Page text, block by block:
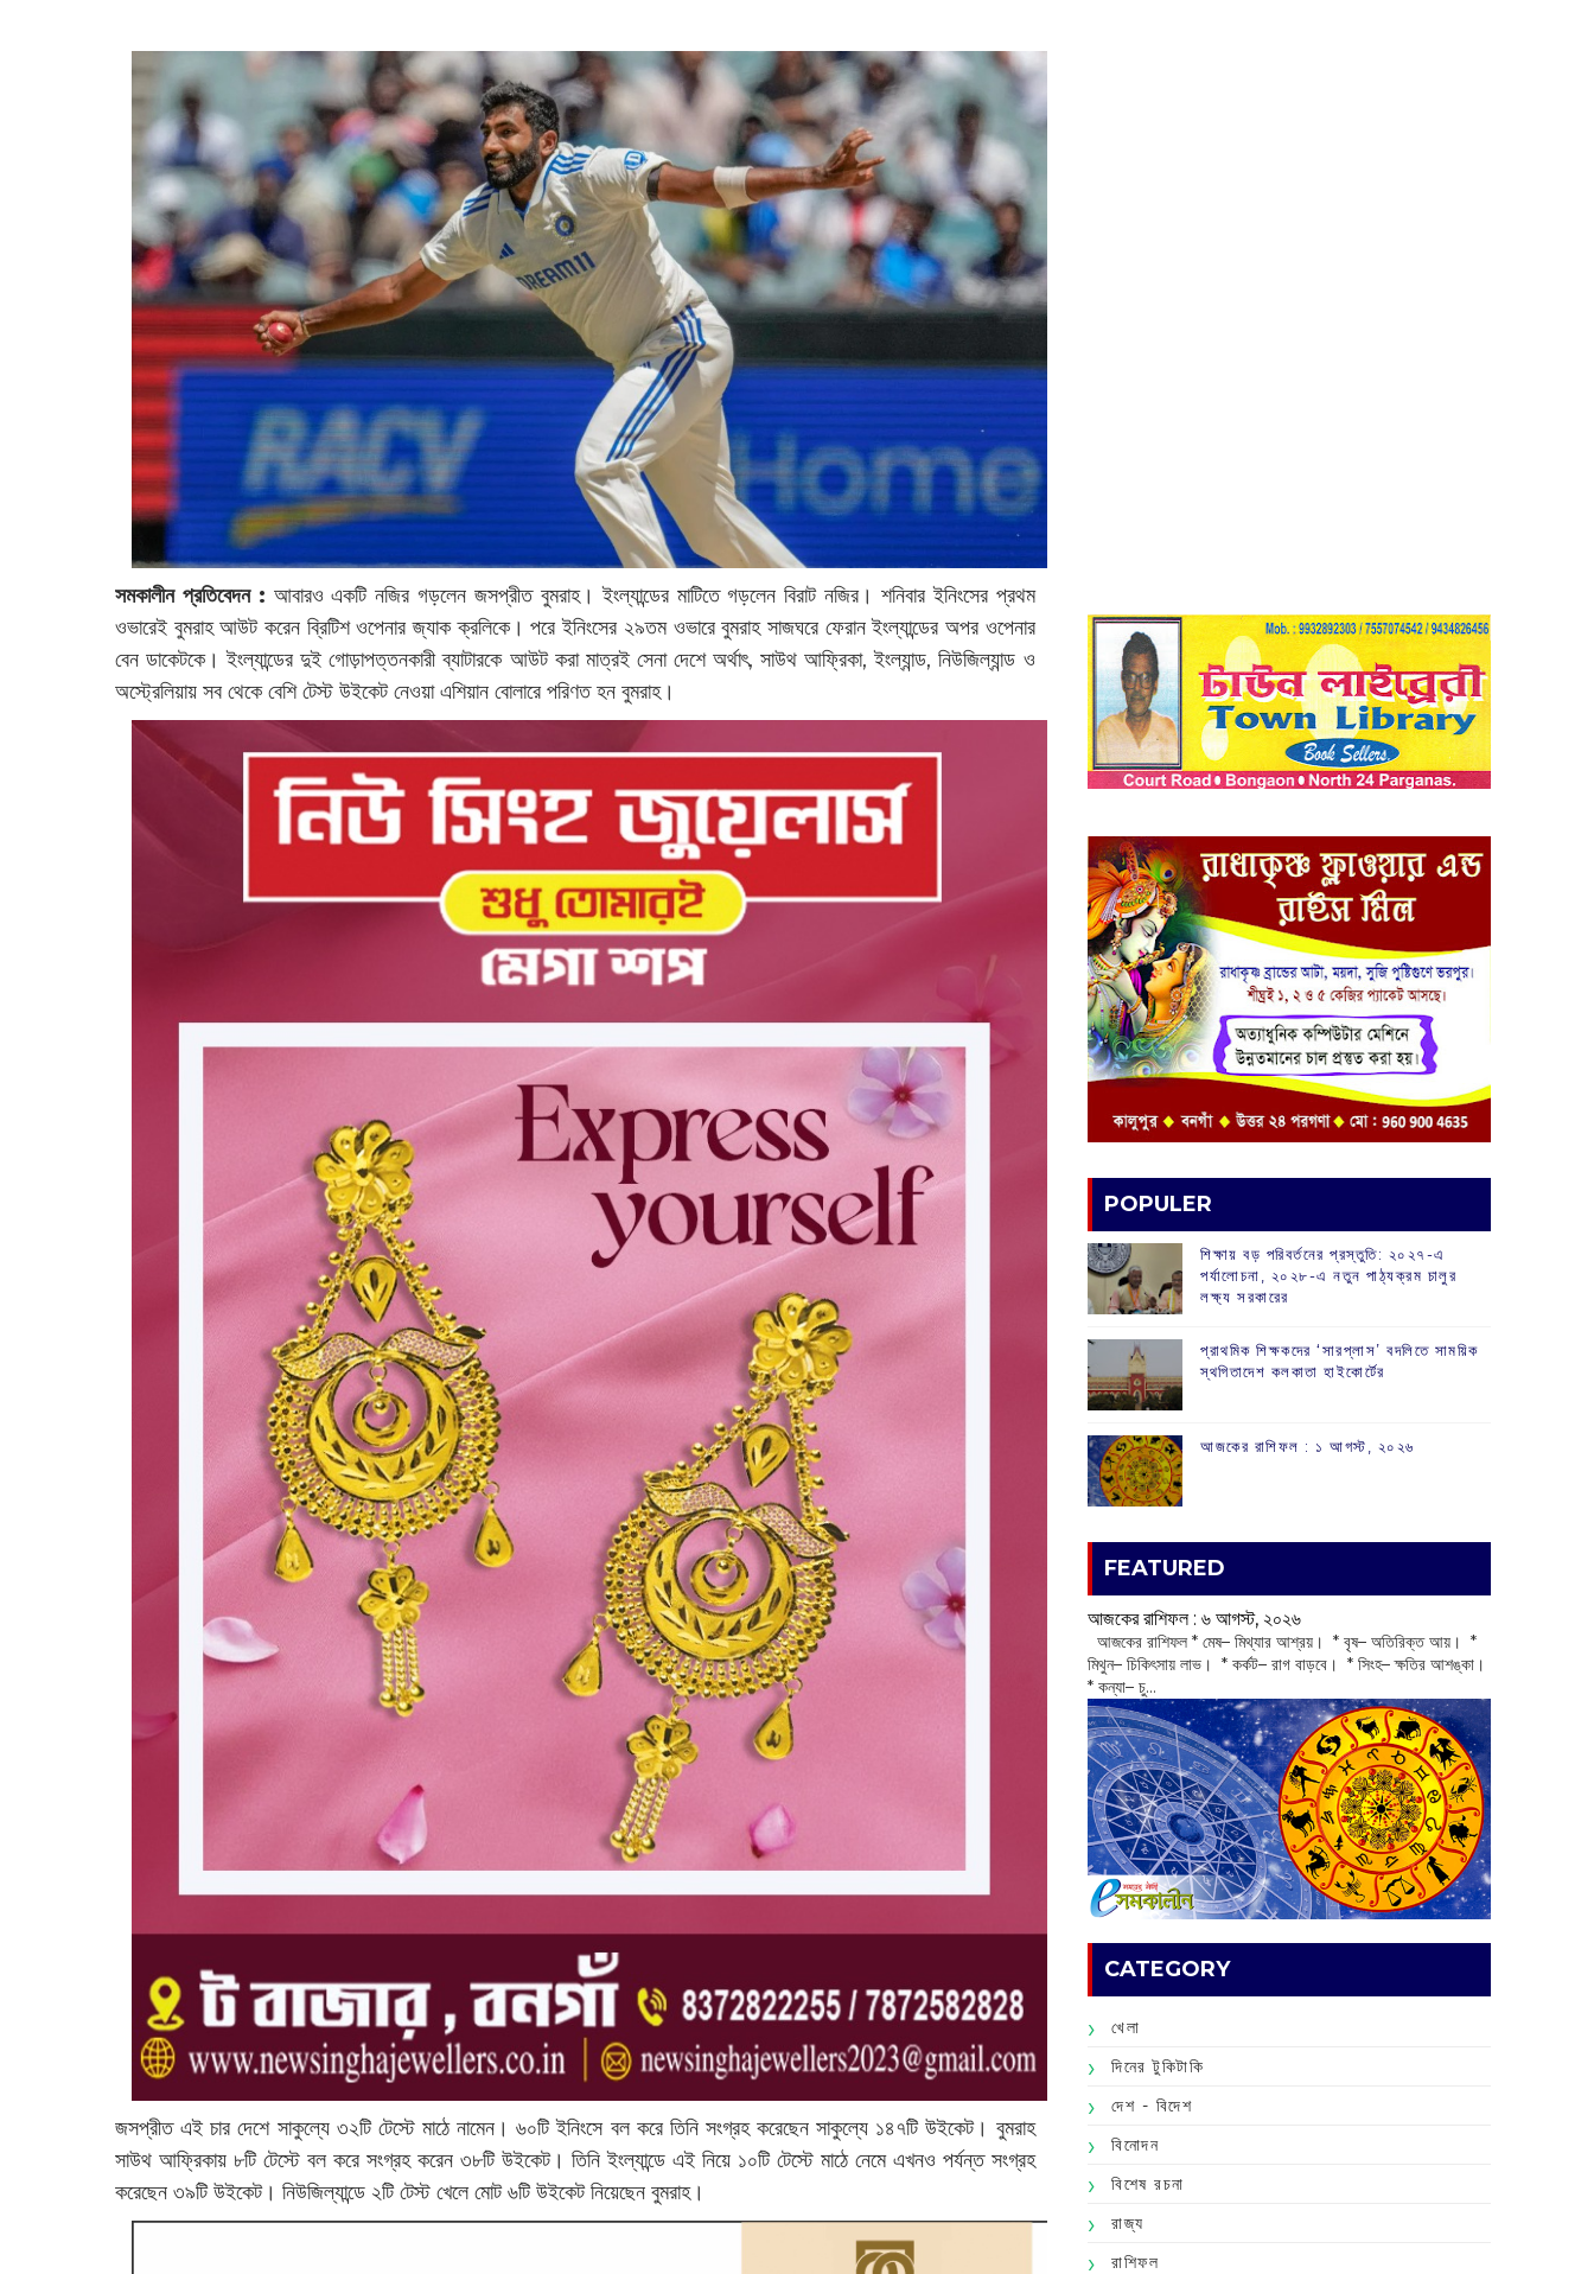
সমকালীন প্রতিবেদন : আবারও একটি নজির গড়লেন জসপ্রীত বুমরাহ। ইংল্যান্ডের মাটিতে গড়লেন বিরাট নজির। শনিবার ইনিংসের প্রথম
ওভারেই বুমরাহ আউট করেন ব্রিটিশ ওপেনার জ্যাক ক্রলিকে। পরে ইনিংসের ২৯তম ওভারে বুমরাহ সাজঘরে ফেরান ইংল্যান্ডের অপর ওপেনার
বেন ডাকেটকে। ইংল্যান্ডের দুই গোড়াপত্তনকারী ব্যাটারকে আউট করা মাত্রই সেনা দেশে অর্থাৎ, সাউথ আফ্রিকা, ইংল্যান্ড, নিউজিল্যান্ড ও
অস্ট্রেলিয়ায় সব থেকে বেশি টেস্ট উইকেট নেওয়া এশিয়ান বোলারে পরিণত হন বুমরাহ।
জসপ্রীত এই চার দেশে সাকুল্যে ৩২টি টেস্টে মাঠে নামেন। ৬০টি ইনিংসে বল করে তিনি সংগ্রহ করেছেন সাকুল্যে ১৪৭টি উইকেট। বুমরাহ
সাউথ আফ্রিকায় ৮টি টেস্টে বল করে সংগ্রহ করেন ৩৮টি উইকেট। তিনি ইংল্যান্ডে এই নিয়ে ১০টি টেস্টে মাঠে নেমে এখনও পর্যন্ত সংগ্রহ
করেছেন ৩৯টি উইকেট। নিউজিল্যান্ডে ২টি টেস্ট খেলে মোট ৬টি উইকেট নিয়েছেন বুমরাহ।
POPULER
শিক্ষায় বড় পরিবর্তনের প্রস্তুতি: ২০২৭-এ
পর্যালোচনা, ২০২৮-এ নতুন পাঠ্যক্রম চালুর
লক্ষ্য সরকারের
প্রাথমিক শিক্ষকদের ‘সারপ্লাস’ বদলিতে সাময়িক
স্থগিতাদেশ কলকাতা হাইকোর্টের
আজকের রাশিফল :‌ ‌‌১ আগস্ট, ২০২৬
FEATURED
আজকের রাশিফল :‌ ‌‌৬ আগস্ট, ২০২৬
‌ আজকের রাশিফল * মেষ– মিথ্যার আশ্রয়। * বৃষ– অতিরিক্ত আয়। *
মিথুন– চিকিৎসায় লাভ। * কর্কট– রাগ বাড়বে। * সিংহ– ক্ষতির আশঙ্কা।
* কন্যা– চু...
CATEGORY
খেলা
দিনের টুকিটাকি
দেশ - বিদেশ
বিনোদন
বিশেষ রচনা
রাজ্য
রাশিফল